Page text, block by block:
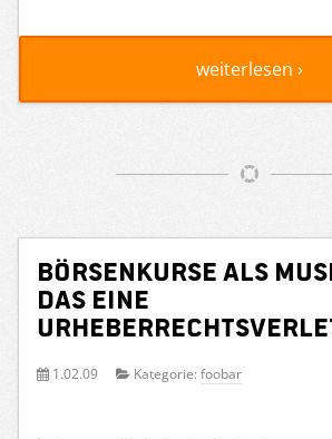
weiterlesen ›
Börsenkurse als
das eine
1.02.09 Kategorie: foobar